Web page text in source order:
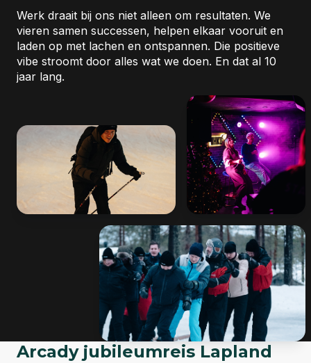
01-01-2015
De start van Arcady
Arcady werd gelanceerd als dochteronderneming
Seven Stars.
01-01-2016
2016: Kleine stappen vooruit
Voor het eerst een eigen vergaderruimte.
Werk draait bij ons niet alleen om resultaten. We
vieren samen successen, helpen elkaar vooruit en
laden op met lachen en ontspannen. Die positieve
vibe stroomt door alles wat we doen. En dat al 10
jaar lang.
Arcady jubileumreis Lapland